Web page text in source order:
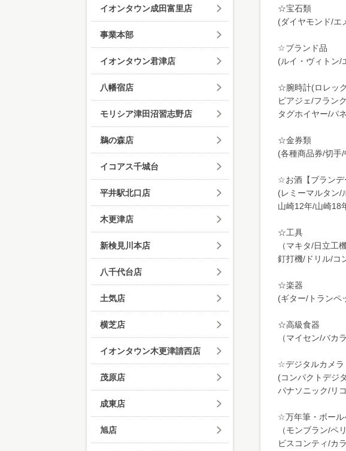
☆宝石類
(ダイヤモンド/エ
☆ブランド品
(ルイ・ヴィトン/
☆腕時計(ロレッ
ピアジェ/フラン
タグホイヤー/パ
☆金券類
(各種商品券/切手
☆お酒【ブランデ
(レミーマルタン/
山崎12年/山崎18
☆工具
（マキタ/日立工
釘打機/ドリル/コ
☆楽器
(ギター/トランペ
☆高級食器
（マイセン/バカ
☆デジタルカメラ
(コンパクトデジ
パナソニック/リ
☆万年筆・ボール
（モンブラン/ペ
ビスコンティ/カ
イオンタウン成田富里店
事業本部
イオンタウン君津店
八幡宿店
モリシア津田沼習志野店
鵜の森店
イコアス千城台
平井駅北口店
木更津店
新検見川本店
八千代台店
土気店
横芝店
イオンタウン木更津請西店
茂原店
成東店
旭店